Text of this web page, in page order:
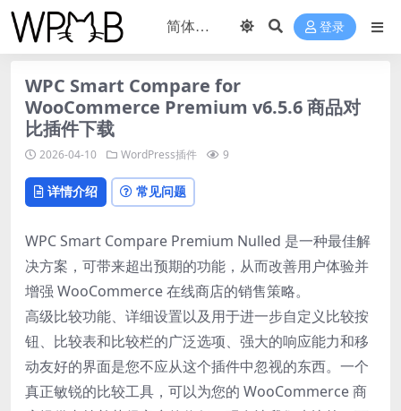
登录
WPC Smart Compare for
WooCommerce Premium v6.5.6 商品对
比插件下载
2026-04-10 WordPress插件 9
详情介绍 常见问题
WPC Smart Compare Premium Nulled 是一种最佳解
决方案，可带来超出预期的功能，从而改善用户体验并
增强 WooCommerce 在线商店的销售策略。
高级比较功能、详细设置以及用于进一步自定义比较按
钮、比较表和比较栏的广泛选项、强大的响应能力和移
动友好的界面是您不应从这个插件中忽视的东西。一个
真正敏锐的比较工具，可以为您的 WooCommerce 商